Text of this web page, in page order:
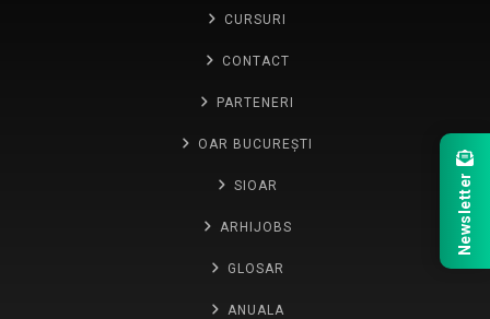
CURSURI
CONTACT
PARTENERI
OAR BUCUREȘTI
SIOAR
ARHIJOBS
GLOSAR
ANUALA
Newsletter